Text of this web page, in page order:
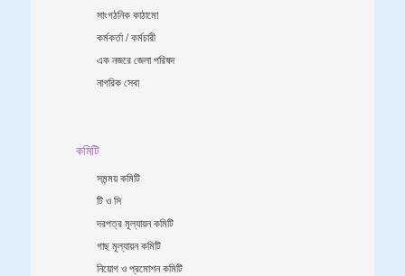
সাংগঠনিক কাঠামো
কর্মকর্তা / কর্মচারী
এক নজরে জেলা পরিষদ
নাগরিক সেবা
কমিটি
সমন্ময় কমিটি
টি ও সি
দরপত্র মূল্যায়ন কমিটি
গাছ মূল্যায়ন কমিটি
নিয়োগ ও প্রমোশন কমিটি